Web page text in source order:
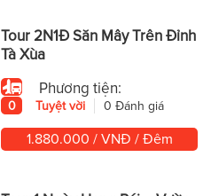
Tour 2N1Đ Săn Mây Trên Đỉnh
Tà Xùa
Phương tiện:
0 Tuyệt vời 0 Đánh giá
1.880.000 / VNĐ / Đêm